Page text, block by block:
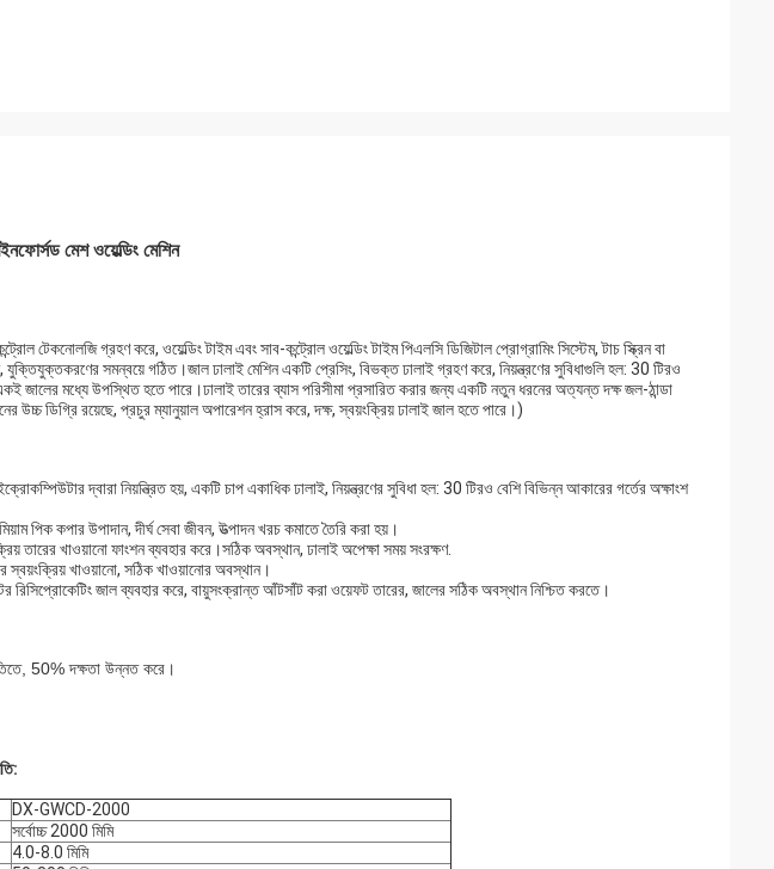
মেশ ওয়েল্ডিং মেশিন
টেকনোলজি গ্রহণ করে, ওয়েল্ডিং টাইম এবং সাব-কন্ট্রোল ওয়েল্ডিং টাইম পিএলসি ডিজিটাল প্রোগ্রামিং সিস্টেম, টাচ স্ক্রিন বা
সমন্বয়ে গঠিত।জাল ঢালাই মেশিন একটি প্রেসিং, বিভক্ত ঢালাই গ্রহণ করে, নিয়ন্ত্রণের সুবিধাগুলি হল: 30 টিরও
জালের মধ্যে উপস্থিত হতে পারে।ঢালাই তারের ব্যাস পরিসীমা প্রসারিত করার জন্য একটি নতুন ধরনের অত্যন্ত দক্ষ জল-ঠান্ডা
উচ্চ ডিগ্রি রয়েছে, প্রচুর ম্যানুয়াল অপারেশন হ্রাস করে, দক্ষ, স্বয়ংক্রিয় ঢালাই জাল হতে পারে।)
দ্বারা নিয়ন্ত্রিত হয়, একটি চাপ একাধিক ঢালাই, নিয়ন্ত্রণের সুবিধা হল: 30 টিরও বেশি বিভিন্ন আকারের গর্তের অক্ষাংশ
পিক কপার উপাদান, দীর্ঘ সেবা জীবন, উত্পাদন খরচ কমাতে তৈরি করা হয়।
তারের খাওয়ানো ফাংশন ব্যবহার করে।সঠিক অবস্থান, ঢালাই অপেক্ষা সময় সংরক্ষণ.
স্বয়ংক্রিয় খাওয়ানো, সঠিক খাওয়ানোর অবস্থান।
রিসিপ্রোকেটিং জাল ব্যবহার করে, বায়ুসংক্রান্ত আঁটসাঁট করা ওয়েফট তারের, জালের সঠিক অবস্থান নিশ্চিত করতে।
50% দক্ষতা উন্নত করে।
DX-GWCD-2000
সর্বোচ্চ 2000 মিমি
4.0-8.0 মিমি